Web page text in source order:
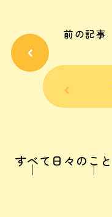
前の記事
すべて 日々のこと